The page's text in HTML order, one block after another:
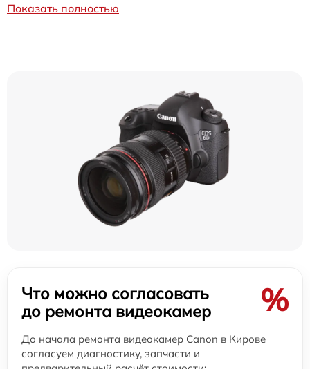
Показать полностью
Что можно согласовать
до ремонта видеокамер
%
До начала ремонта видеокамер Canon в Кирове
согласуем диагностику, запчасти и